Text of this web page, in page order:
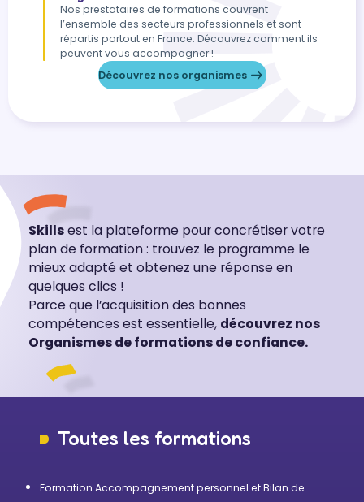
Nos prestataires de formations couvrent
l’ensemble des secteurs professionnels et sont
répartis partout en France. Découvrez comment ils
peuvent vous accompagner !
Découvrez nos organismes
Skillsest la plateforme pour concrétiser votre
plan de formation : trouvez le programme le
mieux adapté et obtenez une réponse en
quelques clics !
Parce que l’acquisition des bonnes
compétences est essentielle, découvrez nos
Organismes de formations de confiance.
Toutes les formations
Formation Accompagnement personnel et Bilan de